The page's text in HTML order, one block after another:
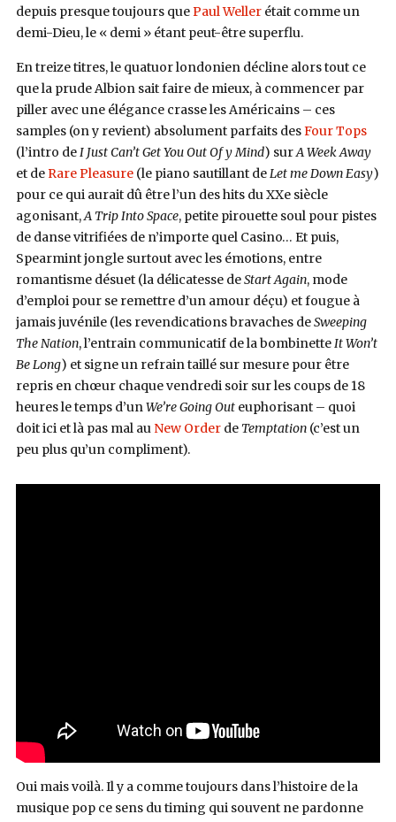
depuis presque toujours quePaul Wellerétait comme un
demi-Dieu, le « demi » étant peut-être superflu.
En treize titres, le quatuor londonien décline alors tout ce
que la prude Albion sait faire de mieux, à commencer par
piller avec une élégance crasse les Américains – ces
samples (on y revient) absolument parfaits desFour Tops
(l’intro deI Just Can’t Get You Out Of y Mind) surA Week Away
et deRare Pleasure(le piano sautillant deLet me Down Easy)
pour ce qui aurait dû être l’un des hits du XXe siècle
agonisant,A Trip Into Space, petite pirouette soul pour pistes
de danse vitrifiées de n’importe quel Casino… Et puis,
Spearmint jongle surtout avec les émotions, entre
romantisme désuet (la délicatesse deStart Again, mode
d’emploi pour se remettre d’un amour déçu) et fougue à
jamais juvénile (les revendications bravaches deSweeping
The Nation, l’entrain communicatif de la bombinetteIt Won’t
Be Long) et signe un refrain taillé sur mesure pour être
repris en chœur chaque vendredi soir sur les coups de 18
heures le temps d’unWe’re Going Outeuphorisant – quoi
doit ici et là pas mal au New Orderde Temptation(c’est un
peu plus qu’un compliment).
Oui mais voilà. Il y a comme toujours dans l’histoire de la
musique pop ce sens du timing qui souvent ne pardonne